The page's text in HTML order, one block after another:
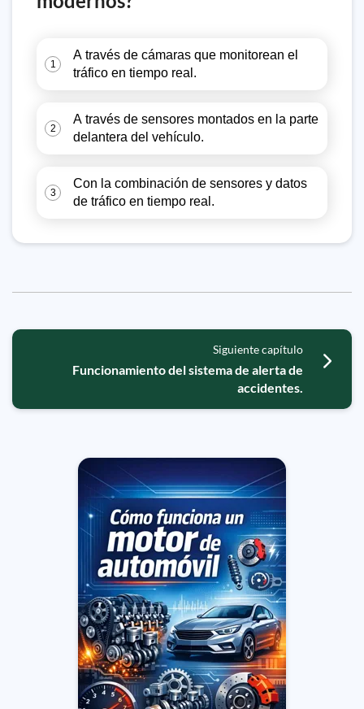
1
A través de cámaras que monitorean el
tráfico en tiempo real.
2
A través de sensores montados en la parte
delantera del vehículo.
3
Con la combinación de sensores y datos
de tráfico en tiempo real.
Siguiente capítulo
Funcionamiento del sistema de alerta de
accidentes.